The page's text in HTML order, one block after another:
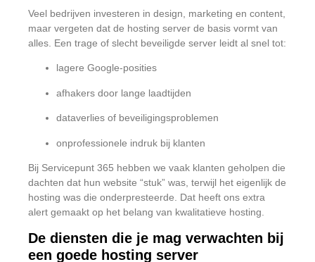
Veel bedrijven investeren in design, marketing en content,
maar vergeten dat de hosting server de basis vormt van
alles. Een trage of slecht beveiligde server leidt al snel tot:
lagere Google-posities
afhakers door lange laadtijden
dataverlies of beveiligingsproblemen
onprofessionele indruk bij klanten
Bij Servicepunt 365 hebben we vaak klanten geholpen die
dachten dat hun website “stuk” was, terwijl het eigenlijk de
hosting was die onderpresteerde. Dat heeft ons extra
alert gemaakt op het belang van kwalitatieve hosting.
De diensten die je mag verwachten bij
een goede hosting server